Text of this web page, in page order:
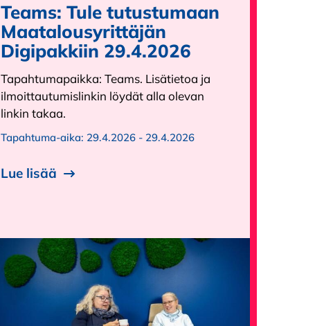
Teams: Tule tutustumaan
Maatalousyrittäjän
Digipakkiin 29.4.2026
Tapahtumapaikka: Teams. Lisätietoa ja
ilmoittautumislinkin löydät alla olevan
linkin takaa.
Tapahtuma-aika: 29.4.2026 - 29.4.2026
Lue lisää